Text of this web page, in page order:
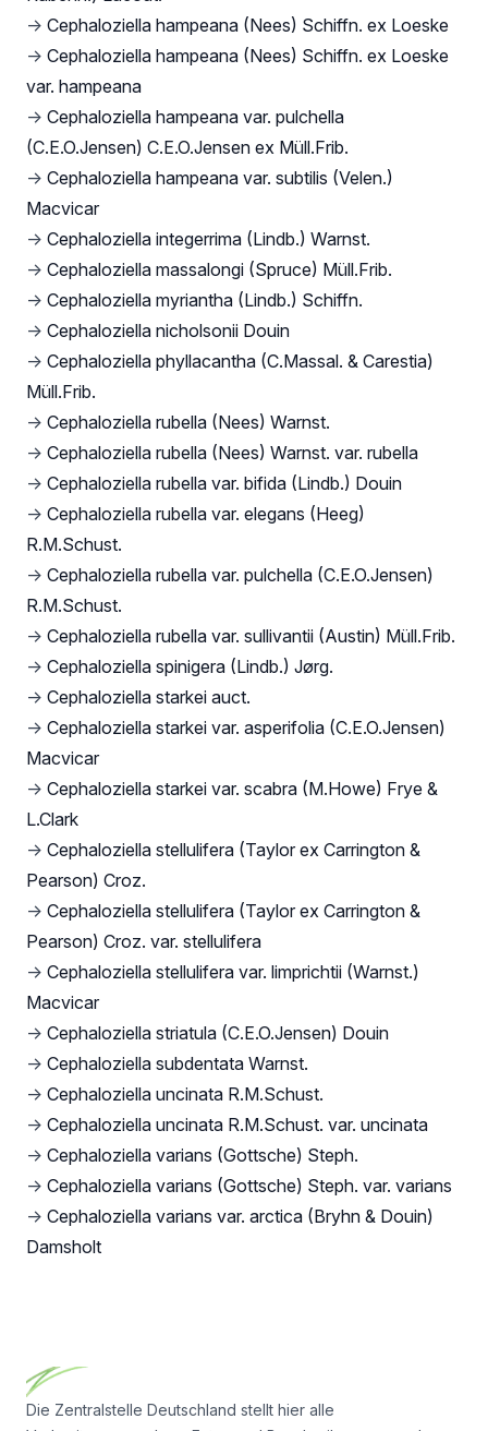
→ Cephaloziella hampeana (Nees) Schiffn. ex Loeske
→ Cephaloziella hampeana (Nees) Schiffn. ex Loeske
var. hampeana
→ Cephaloziella hampeana var. pulchella
(C.E.O.Jensen) C.E.O.Jensen ex Müll.Frib.
→ Cephaloziella hampeana var. subtilis (Velen.)
Macvicar
→ Cephaloziella integerrima (Lindb.) Warnst.
→ Cephaloziella massalongi (Spruce) Müll.Frib.
→ Cephaloziella myriantha (Lindb.) Schiffn.
→ Cephaloziella nicholsonii Douin
→ Cephaloziella phyllacantha (C.Massal. & Carestia)
Müll.Frib.
→ Cephaloziella rubella (Nees) Warnst.
→ Cephaloziella rubella (Nees) Warnst. var. rubella
→ Cephaloziella rubella var. bifida (Lindb.) Douin
→ Cephaloziella rubella var. elegans (Heeg)
R.M.Schust.
→ Cephaloziella rubella var. pulchella (C.E.O.Jensen)
R.M.Schust.
→ Cephaloziella rubella var. sullivantii (Austin) Müll.Frib.
→ Cephaloziella spinigera (Lindb.) Jørg.
→ Cephaloziella starkei auct.
→ Cephaloziella starkei var. asperifolia (C.E.O.Jensen)
Macvicar
→ Cephaloziella starkei var. scabra (M.Howe) Frye &
L.Clark
→ Cephaloziella stellulifera (Taylor ex Carrington &
Pearson) Croz.
→ Cephaloziella stellulifera (Taylor ex Carrington &
Pearson) Croz. var. stellulifera
→ Cephaloziella stellulifera var. limprichtii (Warnst.)
Macvicar
→ Cephaloziella striatula (C.E.O.Jensen) Douin
→ Cephaloziella subdentata Warnst.
→ Cephaloziella uncinata R.M.Schust.
→ Cephaloziella uncinata R.M.Schust. var. uncinata
→ Cephaloziella varians (Gottsche) Steph.
→ Cephaloziella varians (Gottsche) Steph. var. varians
→ Cephaloziella varians var. arctica (Bryhn & Douin)
Damsholt
Die Zentralstelle Deutschland stellt hier alle